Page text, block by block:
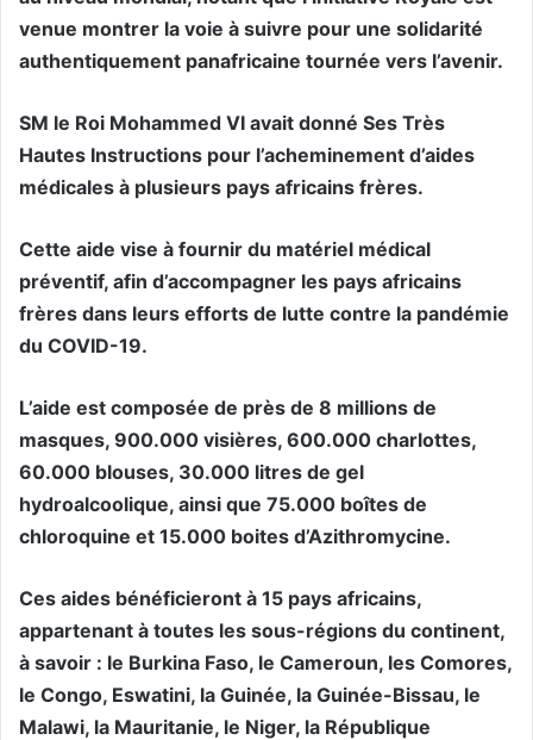
venue montrer la voie à suivre pour une solidarité
authentiquement panafricaine tournée vers l’avenir.
SM le Roi Mohammed VI avait donné Ses Très
Hautes Instructions pour l’acheminement d’aides
médicales à plusieurs pays africains frères.
Cette aide vise à fournir du matériel médical
préventif, afin d’accompagner les pays africains
frères dans leurs efforts de lutte contre la pandémie
du COVID-19.
L’aide est composée de près de 8 millions de
masques, 900.000 visières, 600.000 charlottes,
60.000 blouses, 30.000 litres de gel
hydroalcoolique, ainsi que 75.000 boîtes de
chloroquine et 15.000 boites d’Azithromycine.
Ces aides bénéficieront à 15 pays africains,
appartenant à toutes les sous-régions du continent,
à savoir : le Burkina Faso, le Cameroun, les Comores,
le Congo, Eswatini, la Guinée, la Guinée-Bissau, le
Malawi, la Mauritanie, le Niger, la République